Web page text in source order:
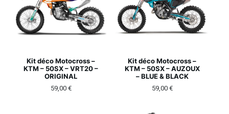
Kit déco Motocross –
KTM – 50SX – VRT20 –
ORIGINAL
59,00 €
Kit déco Motocross –
KTM – 50SX – AUZOUX
– BLUE & BLACK
59,00 €